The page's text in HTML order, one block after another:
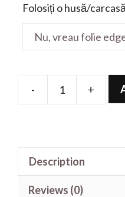
Folosiți o husă/
- +
Description
Reviews (0)